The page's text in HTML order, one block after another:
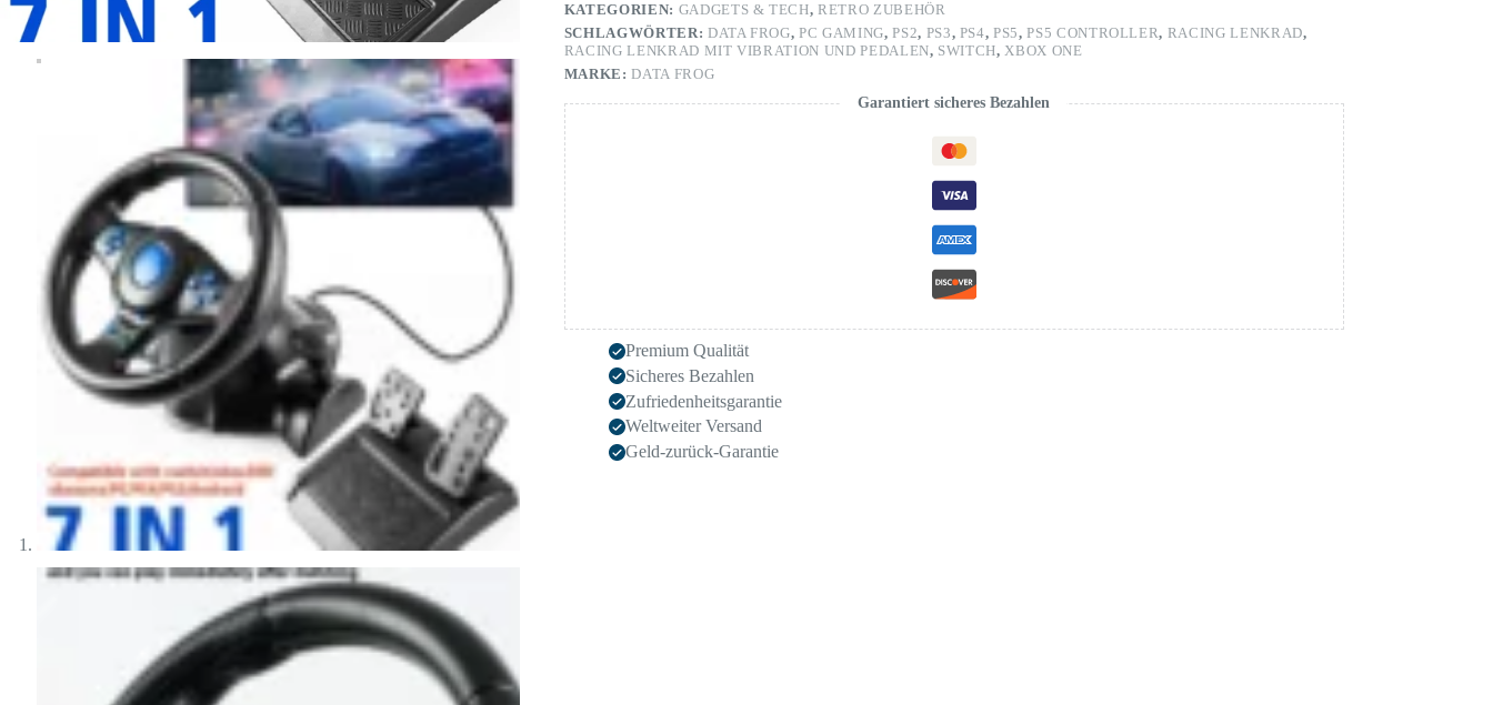
KATEGORIEN: GADGETS & TECH,RETRO ZUBEHÖR
SCHLAGWÖRTER: DATA FROG,PC GAMING,PS2, PS3, PS4,PS5,PS5 CONTROLLER, RACING LENKRAD,
RACING LENKRAD MIT VIBRATION UND PEDALEN, SWITCH,XBOX ONE
MARKE:DATA FROG
Garantiert sicheres Bezahlen
Premium Qualität
Sicheres Bezahlen
Zufriedenheitsgarantie
Weltweiter Versand
Geld-zurück-Garantie